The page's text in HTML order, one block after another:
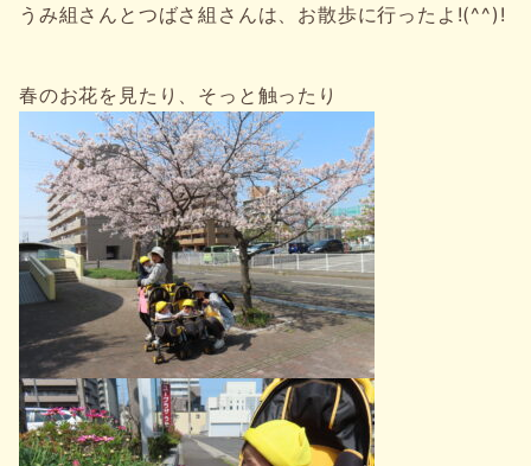
うみ組さんとつばさ組さんは、お散歩に行ったよ!(^^)!
春のお花を見たり、そっと触ったり